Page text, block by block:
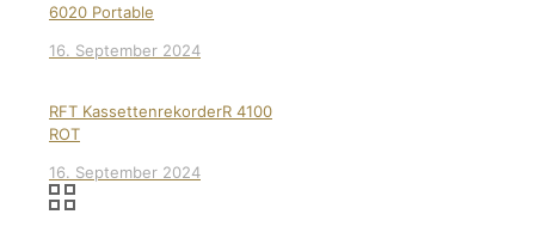
6020 Portable
16. September 2024
RFT KassettenrekorderR 4100
ROT
16. September 2024